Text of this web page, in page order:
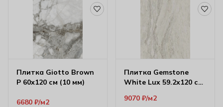
Плитка Giotto Brown
P 60х120 см (10 мм)
6680 ₽ м2
Плитка Gemstone
White Lux 59.2х120 см
9070 ₽ м2